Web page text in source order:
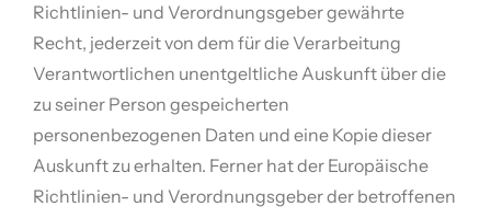
Richtlinien- und Verordnungsgeber gewährte
Recht, jederzeit von dem für die Verarbeitung
Verantwortlichen unentgeltliche Auskunft über die
zu seiner Person gespeicherten
personenbezogenen Daten und eine Kopie dieser
Auskunft zu erhalten. Ferner hat der Europäische
Richtlinien- und Verordnungsgeber der betroffenen